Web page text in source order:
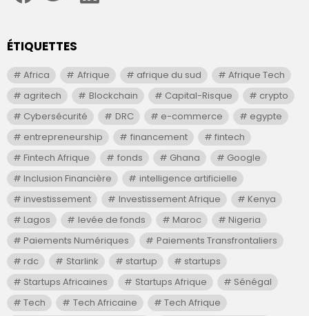
ÉTIQUETTES
Africa Afrique afrique du sud
Afrique Tech
agritech
Blockchain Capital-Risque
crypto
Cybersécurité
DRC e-commerce
egypte
entrepreneurship
financement
fintech
Fintech Afrique
fonds Ghana
Google
Inclusion Financière
intelligence artificielle
investissement
Investissement Afrique
Kenya
Lagos
levée de fonds Maroc
Nigeria
Paiements Numériques
Paiements Transfrontaliers
rdc
Starlink startup
startups
Startups Africaines
Startups Afrique
Sénégal
Tech
Tech Africaine Tech Afrique